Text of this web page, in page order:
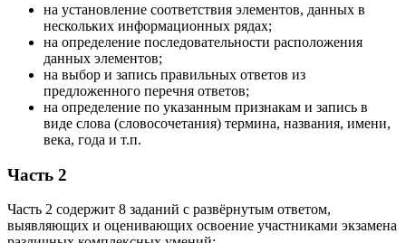
на установление соответствия элементов, данных в
нескольких информационных рядах;
на определение последовательности расположения
данных элементов;
на выбор и запись правильных ответов из
предложенного перечня ответов;
на определение по указанным признакам и запись в
виде слова (словосочетания) термина, названия, имени,
века, года и т.п.
Часть 2
Часть 2 содержит 8 заданий с развёрнутым ответом,
выявляющих и оценивающих освоение участниками экзамена